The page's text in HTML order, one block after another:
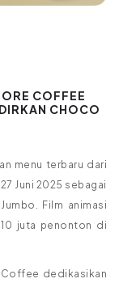
COFFEE
CHOCO
menu terbaru dari
Juni 2025 sebagai
Film animasi
juta penonton di
Coffee dedikasikan